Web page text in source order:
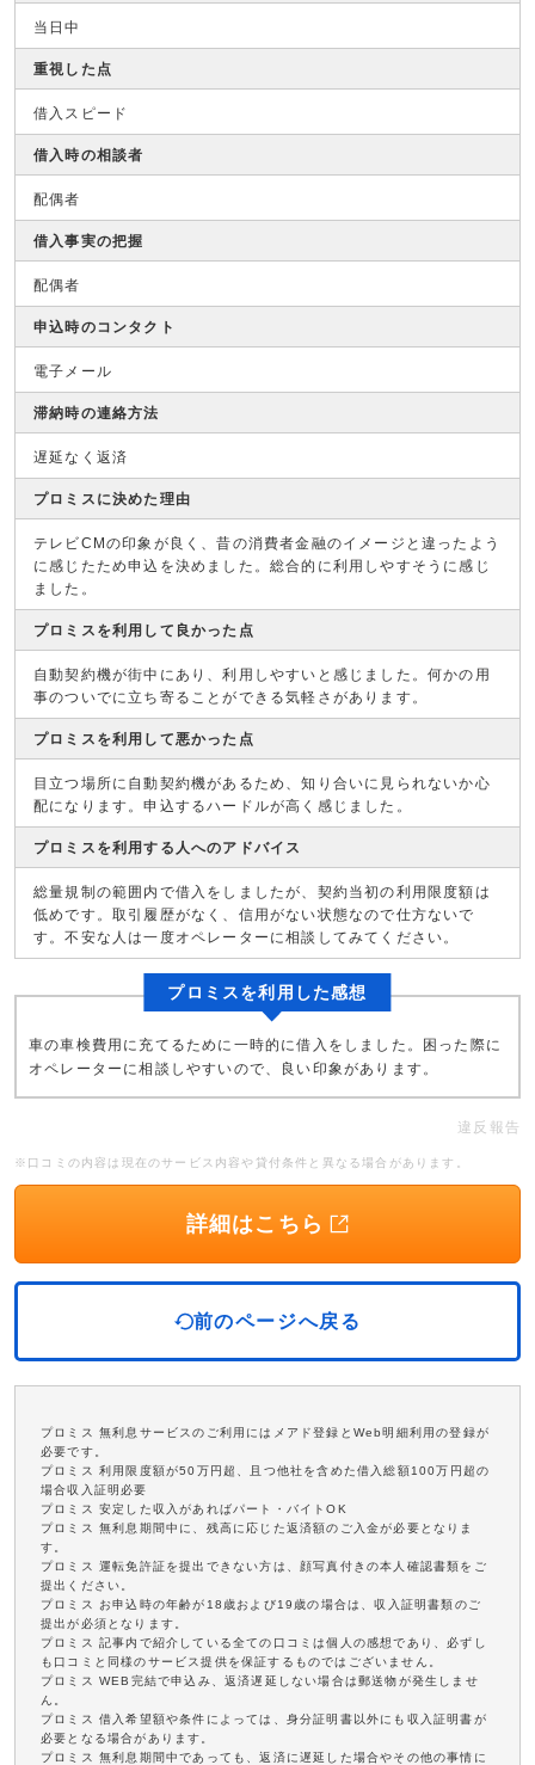
当日中
重視した点
借入スピード
借入時の相談者
配偶者
借入事実の把握
配偶者
申込時のコンタクト
電子メール
滞納時の連絡方法
遅延なく返済
プロミスに決めた理由
テレビCMの印象が良く、昔の消費者金融のイメージと違ったよう
に感じたため申込を決めました。総合的に利用しやすそうに感じ
ました。
プロミスを利用して良かった点
自動契約機が街中にあり、利用しやすいと感じました。何かの用
事のついでに立ち寄ることができる気軽さがあります。
プロミスを利用して悪かった点
目立つ場所に自動契約機があるため、知り合いに見られないか心
配になります。申込するハードルが高く感じました。
プロミスを利用する人へのアドバイス
総量規制の範囲内で借入をしましたが、契約当初の利用限度額は
低めです。取引履歴がなく、信用がない状態なので仕方ないで
す。不安な人は一度オペレーターに相談してみてください。
プロミスを利用した感想
車の車検費用に充てるために一時的に借入をしました。困った際に
オペレーターに相談しやすいので、良い印象があります。
違反報告
※口コミの内容は現在のサービス内容や貸付条件と異なる場合があります。
詳細はこちら
前のページへ戻る
プロミス 無利息サービスのご利用にはメアド登録とWeb明細利用の登録が
必要です。
プロミス 利用限度額が50万円超、且つ他社を含めた借入総額100万円超の
場合収入証明必要
プロミス 安定した収入があればパート・バイトOK
プロミス 無利息期間中に、残高に応じた返済額のご入金が必要となりま
す。
プロミス 運転免許証を提出できない方は、顔写真付きの本人確認書類をご
提出ください。
プロミス お申込時の年齢が18歳および19歳の場合は、収入証明書類のご
提出が必須となります。
プロミス 記事内で紹介している全ての口コミは個人の感想であり、必ずし
も口コミと同様のサービス提供を保証するものではございません。
プロミス WEB完結で申込み、返済遅延しない場合は郵送物が発生しませ
ん。
プロミス 借入希望額や条件によっては、身分証明書以外にも収入証明書が
必要となる場合があります。
プロミス 無利息期間中であっても、返済に遅延した場合やその他の事情に